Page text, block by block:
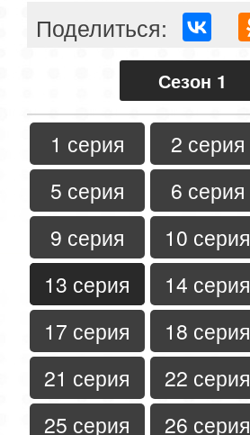
Поделиться:
Сезон 1
1 серия 2 серия
5 серия
6 серия
9 серия
10 серия
13 серия
14 серия
17 серия
18 серия
21 серия
22 серия
25 серия
26 серия